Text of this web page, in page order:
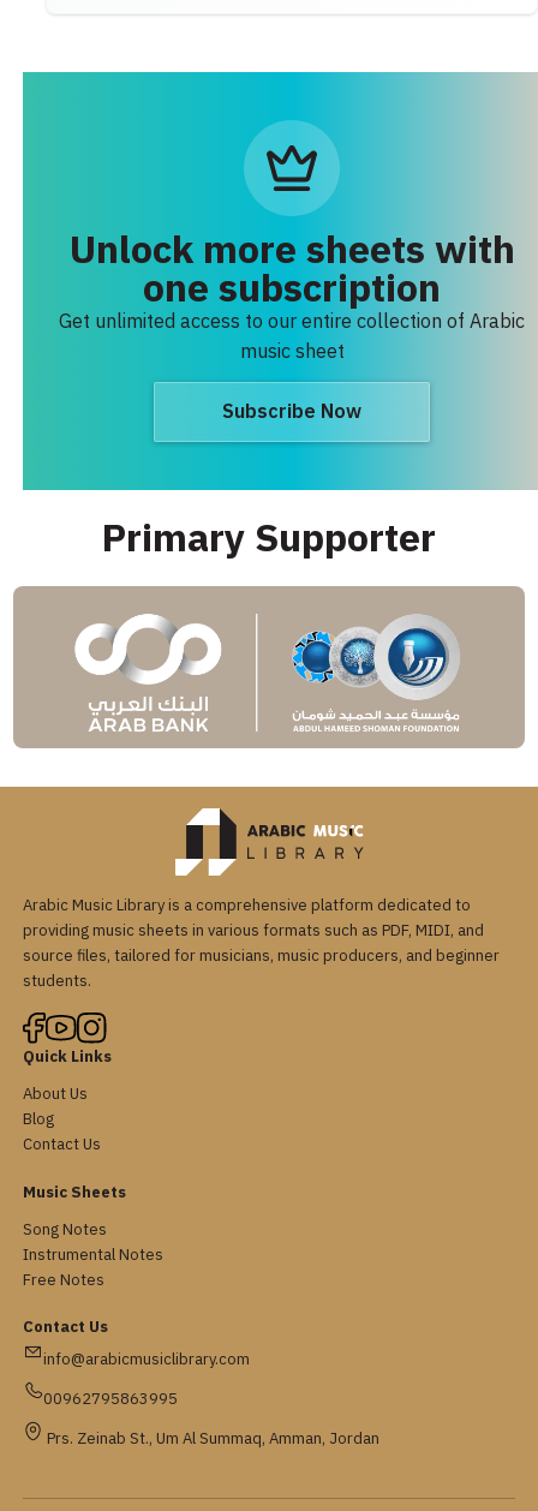
Unlock more sheets with
one subscription
Get unlimited access to our entire collection of Arabic
music sheet
Subscribe Now
Primary Supporter
Arabic Music Library is a comprehensive platform dedicated to
providing music sheets in various formats such as PDF, MIDI, and
source files, tailored for musicians, music producers, and beginner
students.
Quick Links
About Us
Blog
Contact Us
Music Sheets
Song Notes
Instrumental Notes
Free Notes
Contact Us
info@arabicmusiclibrary.com
00962795863995
Prs. Zeinab St., Um Al Summaq, Amman, Jordan